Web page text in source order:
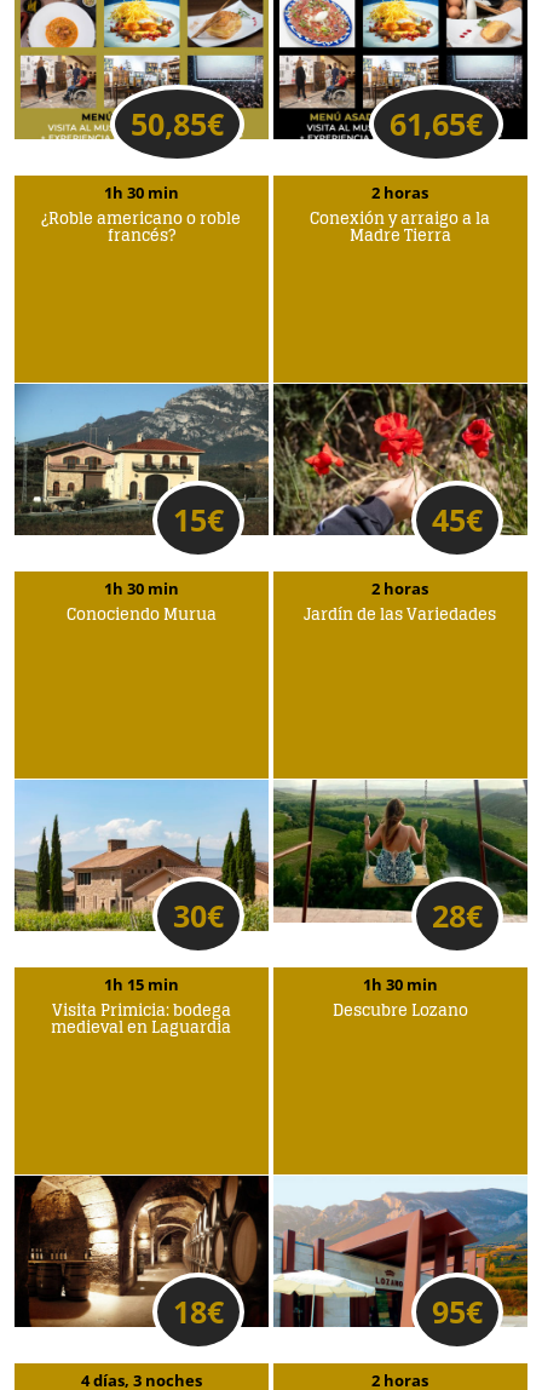
2 horas
Conexión y arraigo a la
Madre Tierra
45€
50,85€ 61,65€
2 horas
1h 30 min
¿Roble americano o roble
francés?
15€
1h 30 min
Conociendo Murua
30€
2 horas
Jardín de las Variedades
28€
1h 15 min
Visita Primicia: bodega
medieval en Laguardia
18€
1h 30 min
Descubre Lozano
95€
4 días, 3 noches